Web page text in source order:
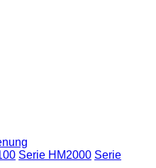
Serie HM2000 Serie